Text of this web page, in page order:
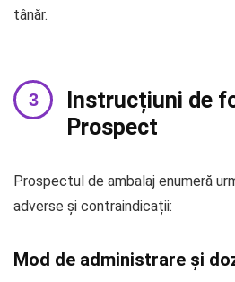
tânăr.
Instrucțiuni de
Prospect
Prospectul de ambalaj enumeră
adverse și contraindicații:
Mod de administrare și